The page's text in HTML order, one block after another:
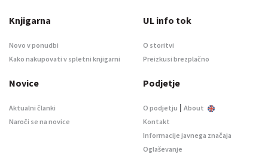
Knjigarna
Novo v ponudbi
Kako nakupovati v spletni knjigarni
UL info tok
O storitvi
Preizkusi brezplačno
Novice
Aktualni članki
Naroči se na novice
Podjetje
O podjetju | About
Kontakt
Informacije javnega značaja
Oglaševanje